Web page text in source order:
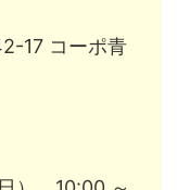
17 コーポ青